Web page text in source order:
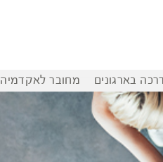
בארגונים מחובר לאקדמיה